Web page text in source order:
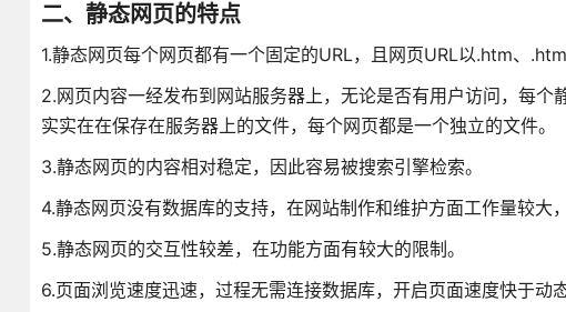
二、静态网页的特点
1.静态网页每个网页都有一个固定的URL，且网页URL以.htm、
2.网页内容一经发布到网站服务器上，无论是否有用户访问，每
实实在在保存在服务器上的文件，每个网页都是一个独立的文件。
3.静态网页的内容相对稳定，因此容易被搜索引擎检索。
4.静态网页没有数据库的支持，在网站制作和维护方面工作量较大
5.静态网页的交互性较差，在功能方面有较大的限制。
6.页面浏览速度迅速，过程无需连接数据库，开启页面速度快于动态